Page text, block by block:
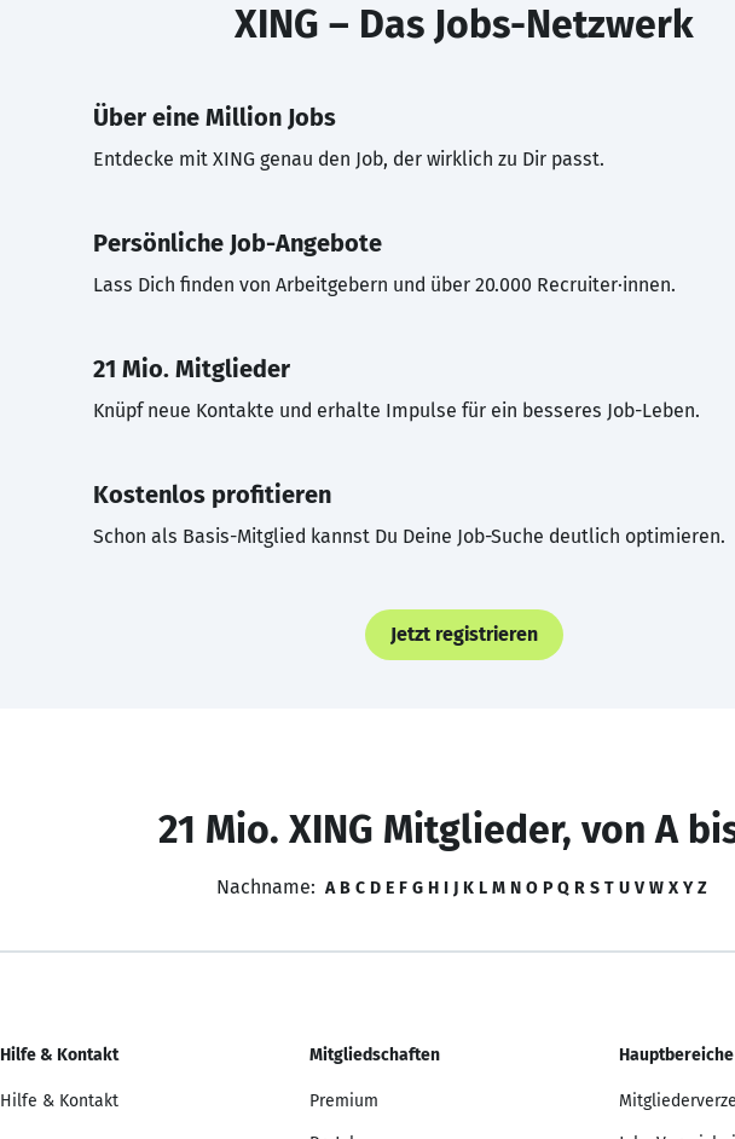
XING – Das Jobs-Netzwerk
Über eine Million Jobs
Entdecke mit XING genau den Job, der wirklich zu Dir passt.
Persönliche Job-Angebote
Lass Dich finden von Arbeitgebern und über 20.000 Recruiter·innen.
21 Mio. Mitglieder
Knüpf neue Kontakte und erhalte Impulse für ein besseres Job-Leben.
Kostenlos profitieren
Schon als Basis-Mitglied kannst Du Deine Job-Suche deutlich optimieren.
Jetzt registrieren
21 Mio. XING Mitglieder, von A
Nachname: A B C D E F G H I J K L M N O P Q R S T U V W X Y Z
Hilfe & Kontakt
Hilfe & Kontakt
Mitgliedschaften
Premium
Hauptbereiche